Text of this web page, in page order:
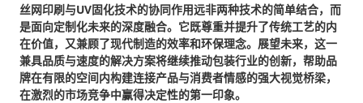
丝网印刷与UV固化技术的协同作用远非两种技术的简单结合，而
是面向定制化未来的深度融合。它既尊重并提升了传统工艺的内
在价值，又兼顾了现代制造的效率和环保理念。展望未来，这一
兼具品质与速度的解决方案将继续推动包装行业的创新，帮助品
牌在有限的空间内构建连接产品与消费者情感的强大视觉桥梁，
在激烈的市场竞争中赢得决定性的第一印象。